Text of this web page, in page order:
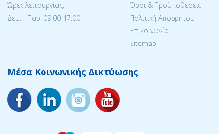
Ώρες λειτουργίας:
Δευ. - Παρ. 09:00-17:00
Όροι & Προϋποθέσεις
Πολιτική Απορρήτου
Επικοινωνία
Sitemap
Μέσα Κοινωνικής Δικτύωσης